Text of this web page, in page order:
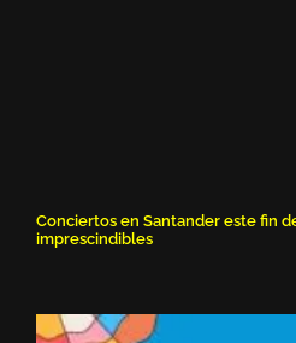
Conciertos en Santander este fin
imprescindibles